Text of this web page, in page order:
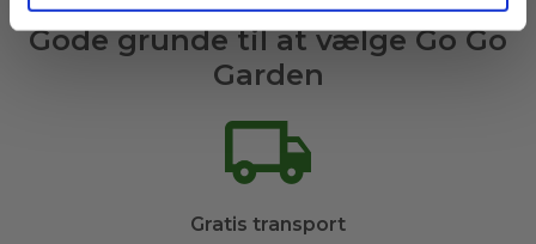
Gode grunde til at vælge Go Go
Garden
Gratis transport